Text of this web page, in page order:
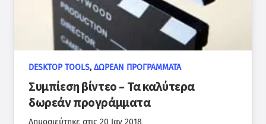
DESKTOP TOOLS,ΔΩΡΕΆΝ ΠΡΟΓΡΆΜΜΑΤΑ
Συμπίεση βίντεο – Τα καλύτερα
δωρεάν προγράμματα
Δημοσιεύτηκε στις 20 Ιαν 2018